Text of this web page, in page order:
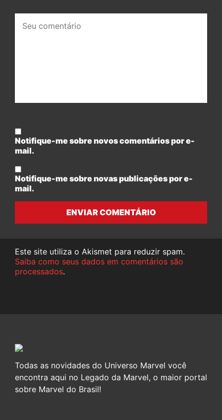
comentário:
Notifique-me sobre novos comentários por e-
mail.
Notifique-me sobre novas publicações por e-
mail.
ENVIAR COMENTÁRIO
Este site utiliza o Akismet para reduzir spam.
Saiba como seus dados em comentários são
processados.
Todas as novidades do Universo Marvel você
encontra aqui no Legado da Marvel, o maior portal
sobre Marvel do Brasil!